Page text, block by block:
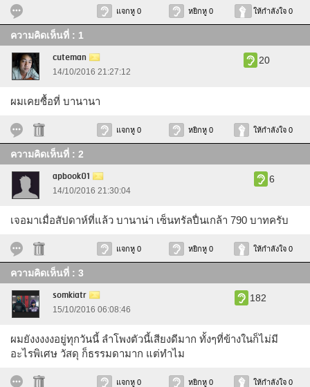
แจกหู 0 หยิกหู 0 ให้กำลังใจ 0
ความคิดเห็นที่ : 1
cuteman
14/10/2016 21:27:12
20
ผมเคยซื้อที่ บานานา
แจกหู 0 หยิกหู 0 ให้กำลังใจ 0
ความคิดเห็นที่ : 2
apbook01
14/10/2016 21:30:04
6
เจอมาเมื่อสัปดาห์ที่แล้ว บานาน่า เซ็นทรัลปื่นเกล้า 790 บาทครับ
แจกหู 0 หยิกหู 0 ให้กำลังใจ 0
ความคิดเห็นที่ : 3
somkiatr
15/10/2016 06:08:46
182
ผมยังงงงงอยู่ทุกวันนี้ ลำโพงตัวนี้เสียงดีมาก ทั้งๆที่ข้างในก็ไม่มี
อะไรพิเศษ วัสดุ ก็ธรรมดามาก แต่ทำไม
แจกหู 0 หยิกหู 0 ให้กำลังใจ 0